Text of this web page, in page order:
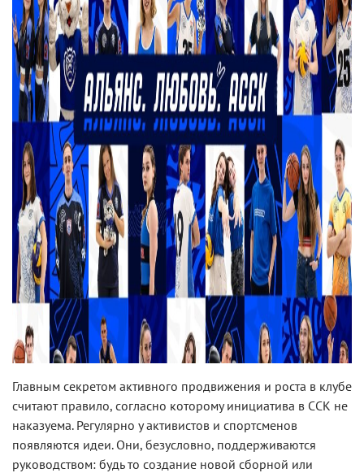
Главным секретом активного продвижения и роста в клубе
считают правило, согласно которому инициатива в ССК не
наказуема. Регулярно у активистов и спортсменов
появляются идеи. Они, безусловно, поддерживаются
руководством: будь то создание новой сборной или